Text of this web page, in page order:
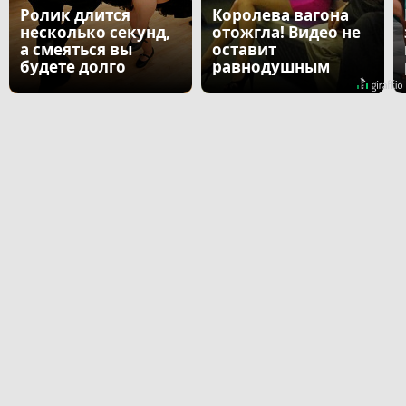
Ролик длится
несколько секунд,
а смеяться вы
будете долго
Королева вагона
отожгла! Видео не
оставит
равнодушным